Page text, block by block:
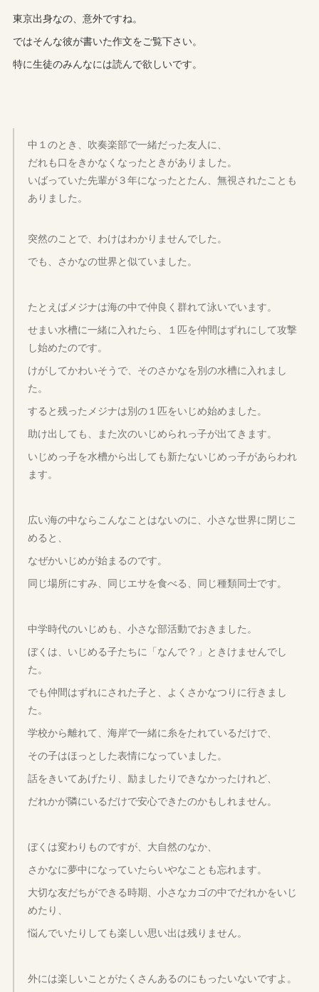
東京出身なの、意外ですね。
ではそんな彼が書いた作文をご覧下さい。
特に生徒のみんなには読んで欲しいです。
中１のとき、吹奏楽部で一緒だった友人に、
だれも口をきかなくなったときがありました。
いばっていた先輩が３年になったとたん、無視されたことも
ありました。
突然のことで、わけはわかりませんでした。
でも、さかなの世界と似ていました。
たとえばメジナは海の中で仲良く群れて泳いでいます。
せまい水槽に一緒に入れたら、１匹を仲間はずれにして攻撃
し始めたのです。
けがしてかわいそうで、そのさかなを別の水槽に入れまし
た。
すると残ったメジナは別の１匹をいじめ始めました。
助け出しても、また次のいじめられっ子が出てきます。
いじめっ子を水槽から出しても新たないじめっ子があらわれ
ます。
広い海の中ならこんなことはないのに、小さな世界に閉じこ
めると、
なぜかいじめが始まるのです。
同じ場所にすみ、同じエサを食べる、同じ種類同士です。
中学時代のいじめも、小さな部活動でおきました。
ぼくは、いじめる子たちに「なんで？」ときけませんでし
た。
でも仲間はずれにされた子と、よくさかなつりに行きまし
た。
学校から離れて、海岸で一緒に糸をたれているだけで、
その子はほっとした表情になっていました。
話をきいてあげたり、励ましたりできなかったけれど、
だれかが隣にいるだけで安心できたのかもしれません。
ぼくは変わりものですが、大自然のなか、
さかなに夢中になっていたらいやなことも忘れます。
大切な友だちができる時期、小さなカゴの中でだれかをいじ
めたり、
悩んでいたりしても楽しい思い出は残りません。
外には楽しいことがたくさんあるのにもったいないですよ。